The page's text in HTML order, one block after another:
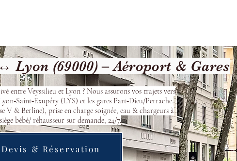
Lyon (69000) – Aéroport & Gares
entre Veyssilieu et Lyon ? Nous assurons vos trajets vers
(LYS) et les gares Part‑Dieu/Perrache.
V & Berline), prise en charge soignée, eau & chargeurs à
bébé/ réhausseur sur demande, 24/7.
Devis & Réservation